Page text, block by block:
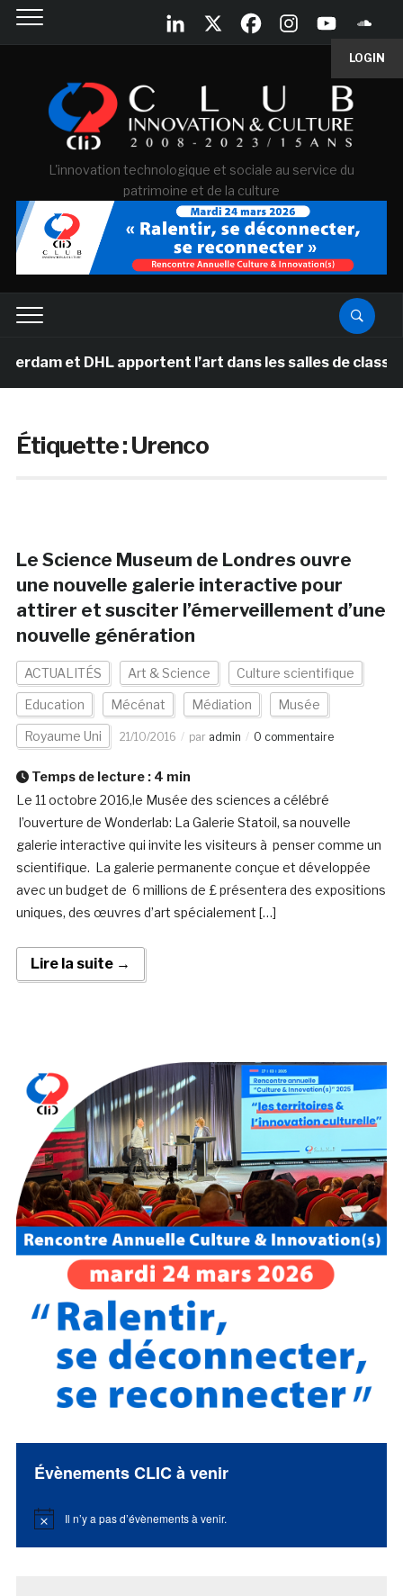
LOGIN
L'innovation technologique et sociale au service du
patrimoine et de la culture
et DHL apportent l’art dans les salles de classe
Étiquette :Urenco
Le Science Museum de Londres ouvre
une nouvelle galerie interactive pour
attirer et susciter l’émerveillement d’une
nouvelle génération
ACTUALITÉS Art & Science Culture scientifique
Education Mécénat Médiation Musée
Royaume Uni 21/10/2016 par admin 0 commentaire
Temps de lecture : 4 min
Le 11 octobre 2016,le Musée des sciences a célébré
l’ouverture de Wonderlab: La Galerie Statoil, sa nouvelle
galerie interactive qui invite les visiteurs à penser comme un
scientifique. La galerie permanente conçue et développée
avec un budget de 6 millions de £ présentera des expositions
uniques, des œuvres d’art spécialement […]
Lire la suite →
Évènements CLIC à venir
Notice Il n’y a pas d’évènements à venir.